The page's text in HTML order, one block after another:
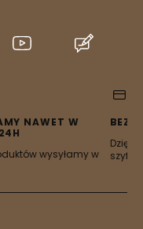
(Otwiera
nowej
NAWET W
wysyłamy w
Dzięki